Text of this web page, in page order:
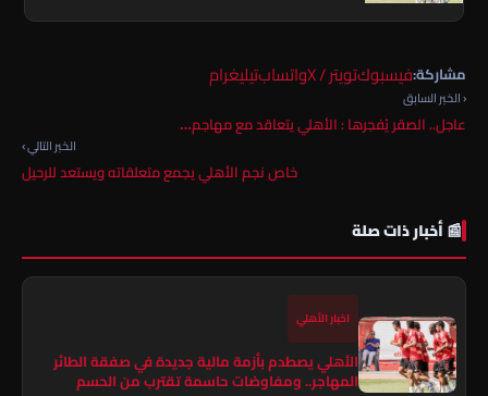
مشاركة:فيسبوكتويتر / X واتسابتيليغرام
‹ الخبر السابق
عاجل.. الصقر يُفجرها : الأهلي يتعاقد مع مهاجم…
الخبر التالي ›
خاص نجم الأهلي يجمع متعلقاته ويستعد للرحيل
📰 أخبار ذات صلة
اخبار الأهلي
الأهلي يصطدم بأزمة مالية جديدة في صفقة الطائر
المهاجر.. ومفاوضات حاسمة تقترب من الحسم